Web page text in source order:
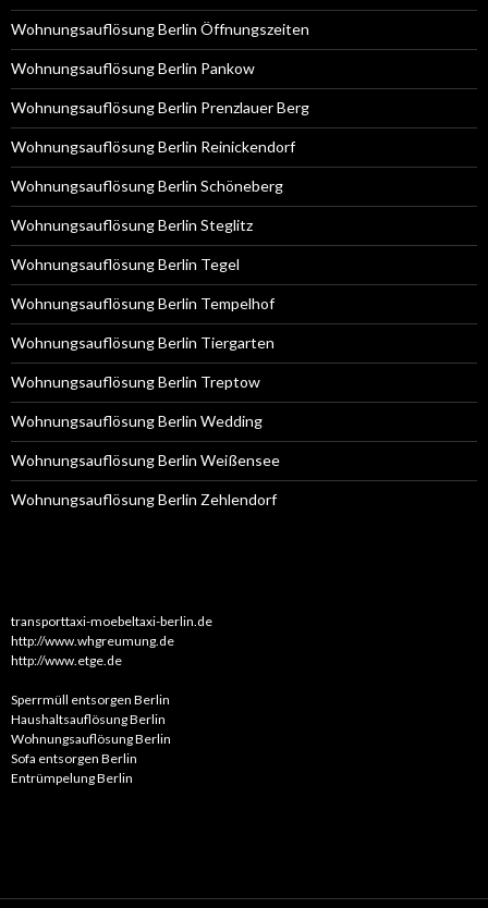
Wohnungsauflösung Berlin Öffnungszeiten
Wohnungsauflösung Berlin Pankow
Wohnungsauflösung Berlin Prenzlauer Berg
Wohnungsauflösung Berlin Reinickendorf
Wohnungsauflösung Berlin Schöneberg
Wohnungsauflösung Berlin Steglitz
Wohnungsauflösung Berlin Tegel
Wohnungsauflösung Berlin Tempelhof
Wohnungsauflösung Berlin Tiergarten
Wohnungsauflösung Berlin Treptow
Wohnungsauflösung Berlin Wedding
Wohnungsauflösung Berlin Weißensee
Wohnungsauflösung Berlin Zehlendorf
transporttaxi-moebeltaxi-berlin.de
http://www.whgreumung.de
http://www.etge.de
Sperrmüll entsorgen Berlin
Haushaltsauflösung Berlin
Wohnungsauflösung Berlin
Sofa entsorgen Berlin
Entrümpelung Berlin